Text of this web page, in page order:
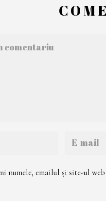
numele, emailul și site-ul